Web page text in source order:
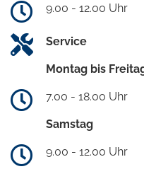
9.00 - 12.00 Uhr
Service
Montag bis
7.00 - 18.00 Uhr
Samstag
9.00 - 12.00 Uhr